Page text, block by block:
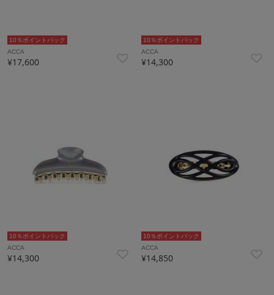
10％ポイントバック
ACCA
¥17,600
10％ポイントバック
ACCA
¥14,300
10％ポイントバック
ACCA
¥14,300
10％ポイントバック
ACCA
¥14,850